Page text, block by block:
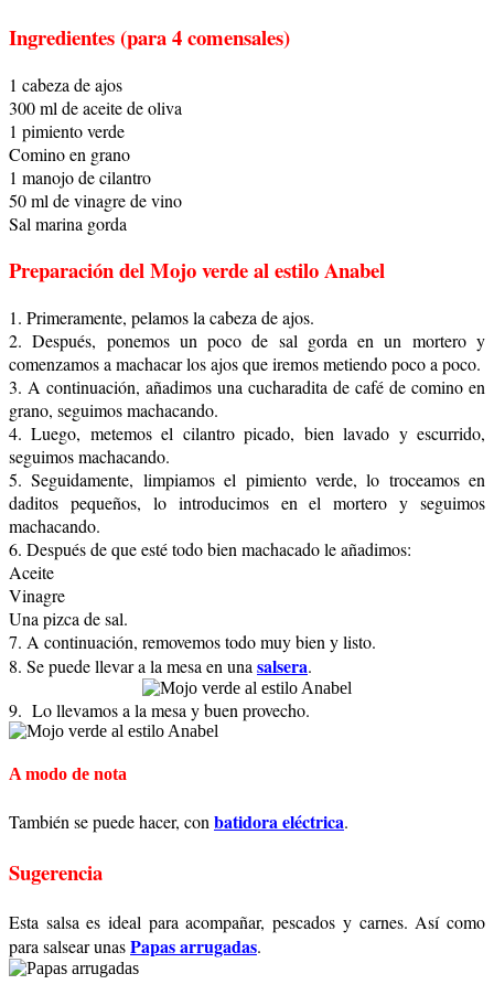
Ingredientes (para 4 comensales)
1 cabeza de ajos
300 ml de aceite de oliva
1 pimiento verde
Comino en grano
1 manojo de cilantro
50 ml de vinagre de vino
Sal marina gorda
Preparación del Mojo verde al estilo Anabel
1. Primeramente, pelamos la cabeza de ajos.
2. Después, ponemos un poco de sal gorda en un mortero y
comenzamos a machacar los ajos que iremos metiendo poco a poco.
3. A continuación, añadimos una cucharadita de café de comino en
grano, seguimos machacando.
4. Luego, metemos el cilantro picado, bien lavado y escurrido,
seguimos machacando.
5. Seguidamente, limpiamos el pimiento verde, lo troceamos en
daditos pequeños, lo introducimos en el mortero y seguimos
machacando.
6. Después de que esté todo bien machacado le añadimos:
Aceite
Vinagre
Una pizca de sal.
7. A continuación, removemos todo muy bien y listo.
8. Se puede llevar a la mesa en una salsera.
9. Lo llevamos a la mesa y buen provecho.
A modo de nota
También se puede hacer, con batidora eléctrica.
Sugerencia
Esta salsa es ideal para acompañar, pescados y carnes. Así como
para salsear unasPapas arrugadas.